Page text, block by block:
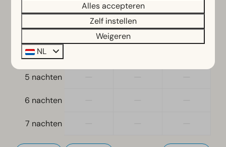
Toegankelijkheid
Gelijkvloers
Woonkamer
Televisie
— —
3 nachten — — —
4 nachten
5 nachten
6 nachten
7 nachten
Alles accepteren
Zelf instellen
Weigeren
NL